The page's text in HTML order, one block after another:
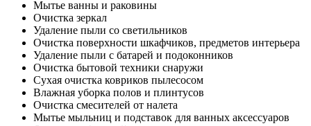
Мытье ванны и раковины
Очистка зеркал
Удаление пыли со светильников
Очистка поверхности шкафчиков, предметов интерьера
Удаление пыли с батарей и подоконников
Очистка бытовой техники снаружи
Сухая очистка ковриков пылесосом
Влажная уборка полов и плинтусов
Очистка смесителей от налета
Мытье мыльниц и подставок для ванных аксессуаров